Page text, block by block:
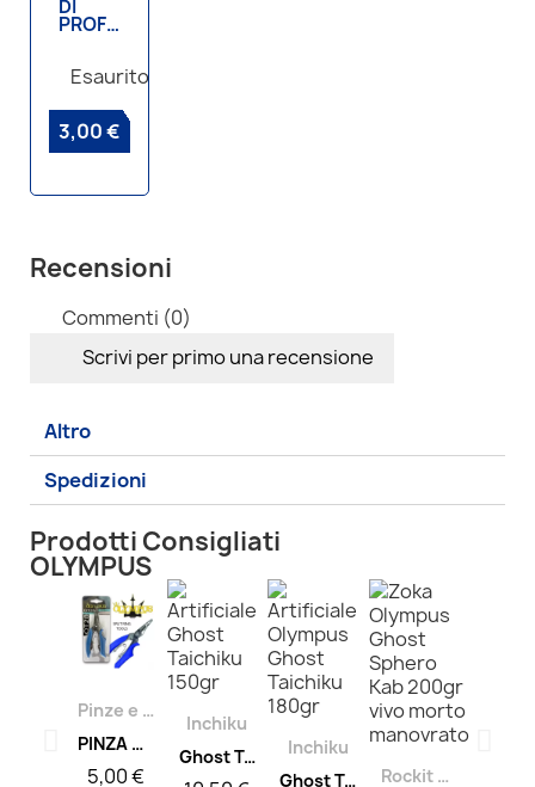
DI
PROFONDITA
Totanare
Esaurito
3,00 €
Recensioni
Commenti (0)
Scrivi per primo una recensione
Altro
Spedizioni
Prodotti Consigliati
OLYMPUS
Pinze e Forbici
PINZA APRI ANELLI CM 12.5
5,00 €
Inchiku
Ghost Taichiku 150gr
Inchiku
Ghost Taichiku 180gr
Rockit Lure